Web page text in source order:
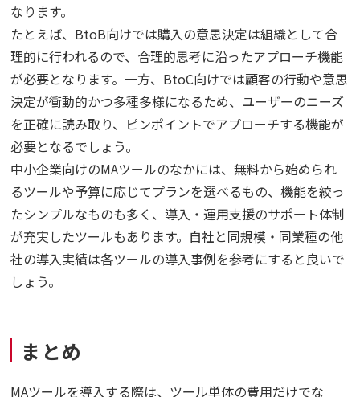
なります。
たとえば、BtoB向けでは購入の意思決定は組織として合
理的に行われるので、合理的思考に沿ったアプローチ機能
が必要となります。一方、BtoC向けでは顧客の行動や意思
決定が衝動的かつ多種多様になるため、ユーザーのニーズ
を正確に読み取り、ピンポイントでアプローチする機能が
必要となるでしょう。
中小企業向けのMAツールのなかには、無料から始められ
るツールや予算に応じてプランを選べるもの、機能を絞っ
たシンプルなものも多く、導入・運用支援のサポート体制
が充実したツールもあります。自社と同規模・同業種の他
社の導入実績は各ツールの導入事例を参考にすると良いで
しょう。
まとめ
MAツールを導入する際は、ツール単体の費用だけでな